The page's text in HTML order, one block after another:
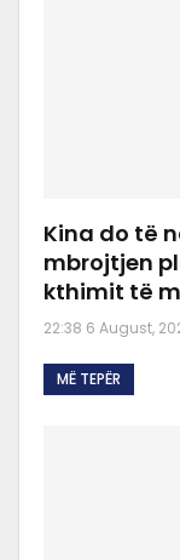
Kina do të
mbrojtjen
kthimit të
22:38 6 August,
MË TEPËR